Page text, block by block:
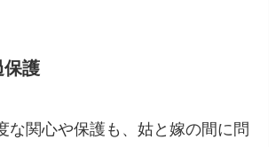
保護
な関心や保護も、姑と嫁の間に問